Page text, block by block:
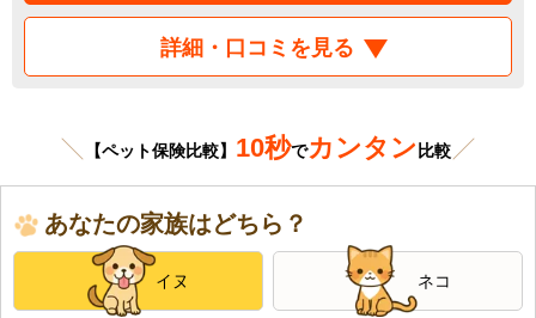
詳細・口コミを見る
【ペット保険比較】 10秒でカンタン 比較
あなたの家族はどちら？
イヌ ネコ